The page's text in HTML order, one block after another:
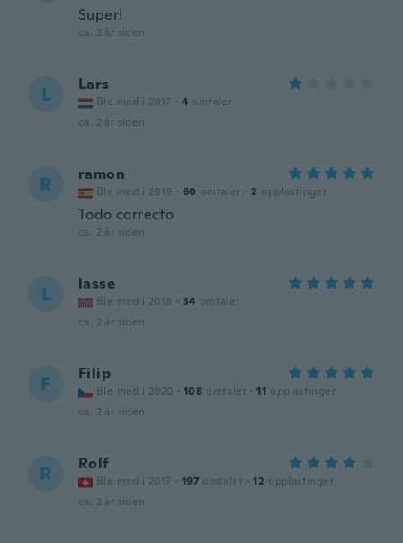
Super!
ca. 2 år siden
L Lars
Ble med i 2017 · 4 omtaler
ca. 2 år siden
R ramon
Ble med i 2019 · 60 omtaler · 2 opplastinger
Todo correcto
ca. 2 år siden
L lasse
Ble med i 2018 · 34 omtaler
ca. 2 år siden
F Filip
Ble med i 2020 · 108 omtaler · 11 opplastinger
ca. 2 år siden
R Rolf
Ble med i 2017 · 197 omtaler · 12 opplastinger
ca. 2 år siden